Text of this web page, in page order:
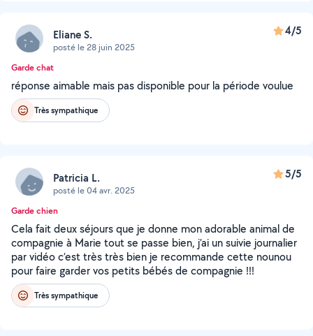
Eliane S.
posté le 28 juin 2025
4/5
Garde chat
réponse aimable mais pas disponible pour la période voulue
Très sympathique
Patricia L.
posté le 04 avr. 2025
5/5
Garde chien
Cela fait deux séjours que je donne mon adorable animal de
compagnie à Marie tout se passe bien, j’ai un suivie journalier
par vidéo c’est très très bien je recommande cette nounou
pour faire garder vos petits bébés de compagnie !!!
Très sympathique